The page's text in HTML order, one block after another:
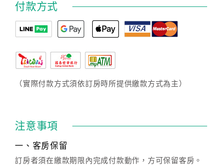
付款方式
（實際付款方式須依訂房時所提供繳款方式為主）
注意事項
一、客房保留
訂房者須在繳款期限內完成付款動作，方可保留客房。